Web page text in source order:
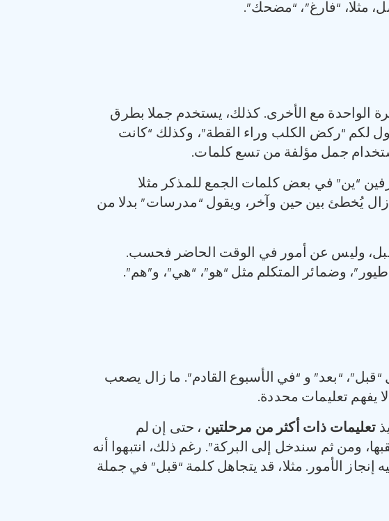
مثلا، “فارغ”، “مضحك”.
الواحدة مع الأخرى. كذلك، يستخدم جملا بطرق
لكم “ركض الكلب وراء القطة”، وكذلك “كانت
جمل مؤلفة من تسع كلمات.
“ين” في بعض كلمات الجمع للمذكر مثلا
يُخطئ بين حين وآخر، ويقول “مدرسات” بدلا من
وليس عن أمور في الوقت الحاضر فحسب.
وضمائر المتكلم مثل “هو”، “هي”، و”هم”.
“بعد” و “في الأسبوع القادم”. ما زال يصعب
يفهم تعليمات محددة.
تعليمات ذات أكثر من مرحلتين ، حتى إن لم
ومن ثم سندخل إلى البركة”. رغم ذلك، انتبهوا أنه
إنجاز الأمور. مثلا، قد يتجاهل كلمة “قبل” في جملة